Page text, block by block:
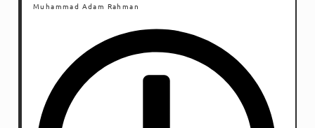
Muhammad Adam Rahman